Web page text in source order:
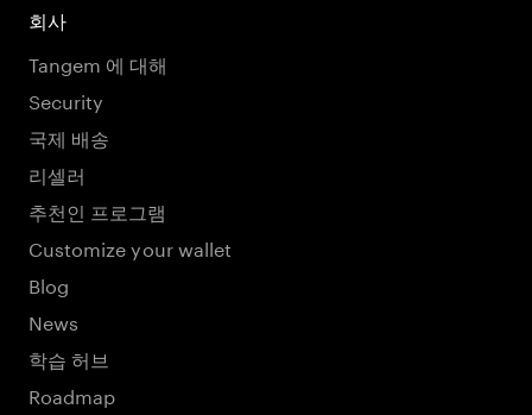
회사
Tangem 에 대해
Security
국제 배송
리셀러
추천인 프로그램
Customize your wallet
Blog
News
학습 허브
Roadmap